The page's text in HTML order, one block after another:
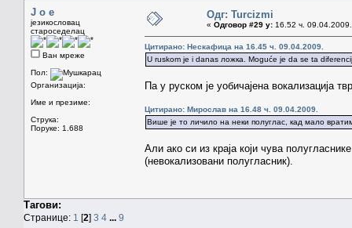
J o e
језикословац
староседелац
Ван мреже
Пол:
Организација:
Име и презиме:
Струка:
Поруке: 1.688
Одг: Turcizmi
« Одговор #29 у: 16.52 ч.
Цитирано: Нескафица на 16.45 ч. 09.04.2009.
U ruskom je i danas ложка. Moguće je da se ta
Па у руском је уобичајена вокализација
Цитирано: Мирослав на 16.48 ч. 09.04.2009.
Више је то личило на неки полуглас, кад мало
Али ако си из краја који чува
(невокализовани полугласник).
Тагови:
Странице: 1 [2] 3 4 ... 9